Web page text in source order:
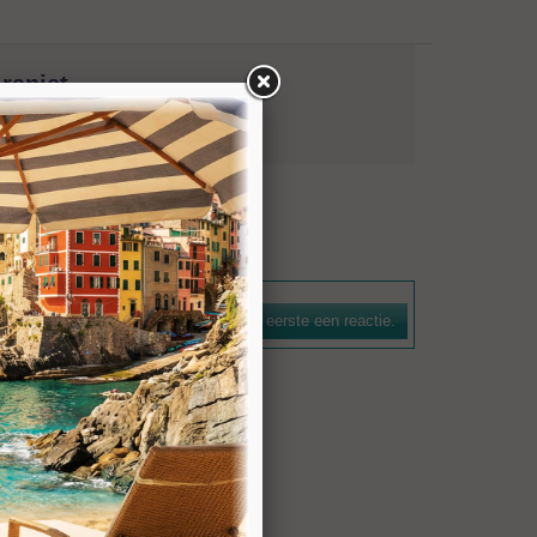
De boorkroon is voorzien van een
spoelwerking. De bezettingshoogte bedraagt 7
gangbare machines zijn leverbaar.Schrijf als eerste een reactie.